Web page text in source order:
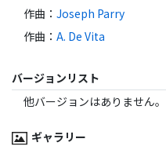
作曲 ： Joseph Parry
作曲 ： A. De Vita
バージョンリスト
他バージョンはありません。
ギャラリー